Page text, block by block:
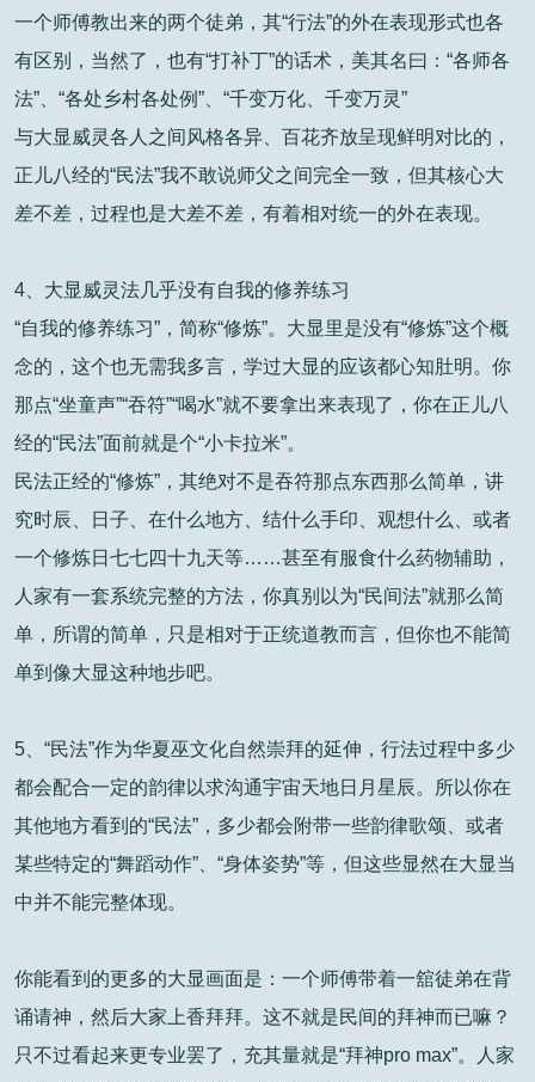
一个师傅教出来的两个徒弟，其“行法”的外在表现形式也各
有区别，当然了，也有“打补丁”的话术，美其名曰：“各师各
法”、“各处乡村各处例”、“千变万化、千变万灵”
与大显威灵各人之间风格各异、百花齐放呈现鲜明对比的，
正儿八经的“民法”我不敢说师父之间完全一致，但其核心大
差不差，过程也是大差不差，有着相对统一的外在表现。
4、大显威灵法几乎没有自我的修养练习
“自我的修养练习”，简称“修炼”。大显里是没有“修炼”这个概
念的，这个也无需我多言，学过大显的应该都心知肚明。你
那点“坐童声”“吞符”“喝水”就不要拿出来表现了，你在正儿八
经的“民法”面前就是个“小卡拉米”。
民法正经的“修炼”，其绝对不是吞符那点东西那么简单，讲
究时辰、日子、在什么地方、结什么手印、观想什么、或者
一个修炼日七七四十九天等……甚至有服食什么药物辅助，
人家有一套系统完整的方法，你真别以为“民间法”就那么简
单，所谓的简单，只是相对于正统道教而言，但你也不能简
单到像大显这种地步吧。
5、“民法”作为华夏巫文化自然崇拜的延伸，行法过程中多少
都会配合一定的韵律以求沟通宇宙天地日月星辰。所以你在
其他地方看到的“民法”，多少都会附带一些韵律歌颂、或者
某些特定的“舞蹈动作”、“身体姿势”等，但这些显然在大显当
中并不能完整体现。
你能看到的更多的大显画面是：一个师傅带着一舘徒弟在背
诵请神，然后大家上香拜拜。这不就是民间的拜神而已嘛？
只不过看起来更专业罢了，充其量就是“拜神pro max”。人家